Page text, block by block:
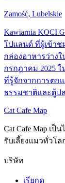
Zamość, Lubelskie
Kawiarnia KOCI
โปแลนด์ ที่ผู้เข้าช
กล่องอาหารว่าง
กรกฎาคม 2025
ที่รู้จักจากการตก
ธรรมชาติและตู้ป
Cat Cafe Map
Cat Cafe Map เ
รับเลี้ยงแมวทั่วโ
บริษัท
เรียกดู